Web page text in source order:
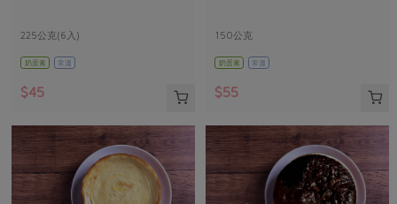
225公克(6入)
奶蛋素 常溫
$45
150公克
奶蛋素 常溫
$55